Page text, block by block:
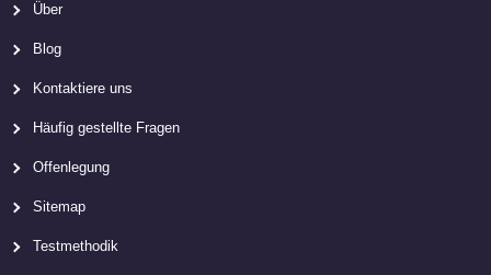
Über
Blog
Kontaktiere uns
Häufig gestellte Fragen
Offenlegung
Sitemap
Testmethodik